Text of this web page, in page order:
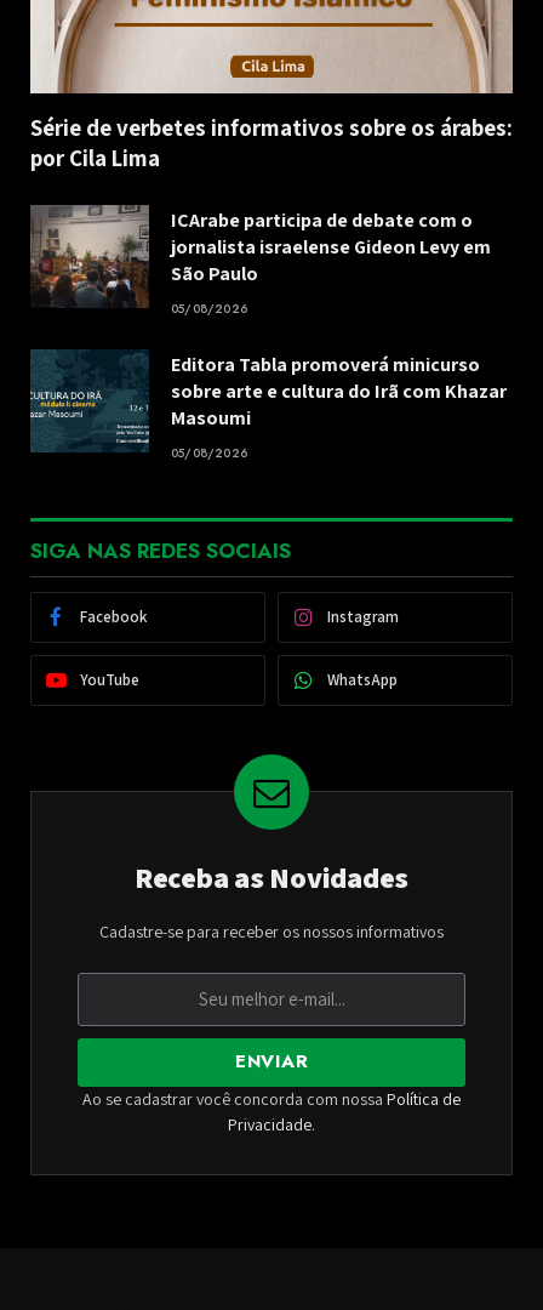
Série de verbetes informativos sobre os árabes:
por Cila Lima
ICArabe participa de debate com o
jornalista israelense Gideon Levy em
São Paulo
05/08/2026
Editora Tabla promoverá minicurso
sobre arte e cultura do Irã com Khazar
Masoumi
05/08/2026
SIGA NAS REDES SOCIAIS
Facebook Instagram
YouTube WhatsApp
Receba as Novidades
Cadastre-se para receber os nossos informativos
ENVIAR
Ao se cadastrar você concorda com nossa Política de
Privacidade.